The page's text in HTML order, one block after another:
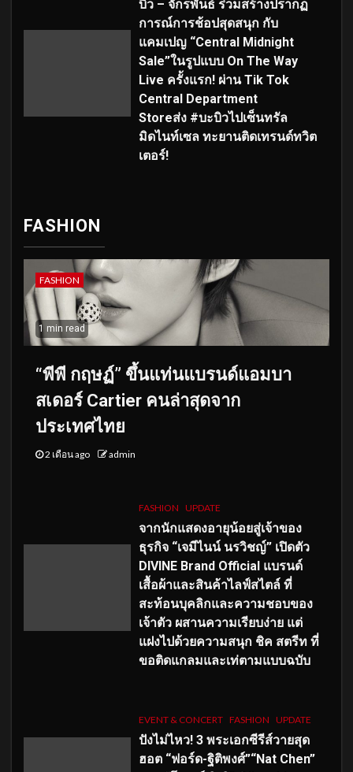
บิว – จักรพันธ์ ร่วมสร้างปรากฏ
การณ์การช้อปสุดสนุก กับ
แคมเปญ “Central Midnight
Sale”ในรูปแบบ On The Way
Live ครั้งแรก! ผ่าน Tik Tok
Central Department
Storeส่ง #บะบิวไปเซ็นทรัล
มิดไนท์เซล ทะยานติดเทรนด์ทวิต
เตอร์!
FASHION
FASHION
1 min read
“พีพี กฤษฏ์” ขึ้นแท่นแบรนด์แอมบา
สเดอร์ Cartier คนล่าสุดจาก
ประเทศไทย
2 เดือน ago admin
FASHION UPDATE
จากนักแสดงอายุน้อยสู่เจ้าของ
ธุรกิจ “เจมีไนน์ นรวิชญ์” เปิดตัว
DIVINE Brand Official แบรนด์
เสื้อผ้าและสินค้าไลฟ์สไตล์ ที่
สะท้อนบุคลิกและความชอบของ
เจ้าตัว ผสานความเรียบง่าย แต่
แฝงไปด้วยความสนุก ชิค สตรีท ที่
ขอติดแกลมและเท่ตามแบบฉบับ
EVENT & CONCERT FASHION UPDATE
ปังไม่ไหว! 3 พระเอกซีรีส์วายสุด
ฮอต “ฟอร์ด-ฐิติพงศ์”“Nat Chen”